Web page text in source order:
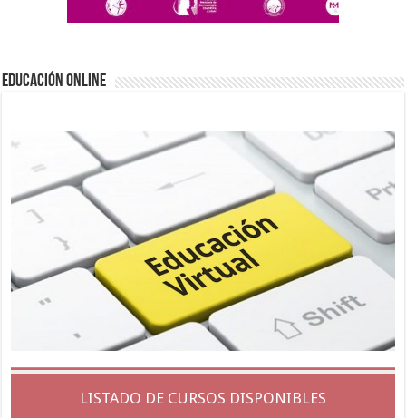
EDUCACIÓN ONLINE
LISTADO DE CURSOS DISPONIBLES